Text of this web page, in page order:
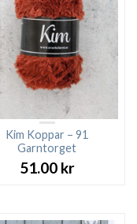
Kim Koppar – 91
Garntorget
51.00 kr